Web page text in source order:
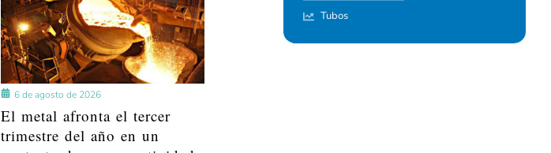
6 de agosto de 2026
El metal afronta el tercer
trimestre del año en un
Tubos